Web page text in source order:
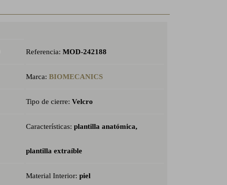
Referencia: MOD-242188
Marca: BIOMECANICS
Tipo de cierre: Velcro
Características: plantilla anatómica,
plantilla extraíble
Material Interior: piel